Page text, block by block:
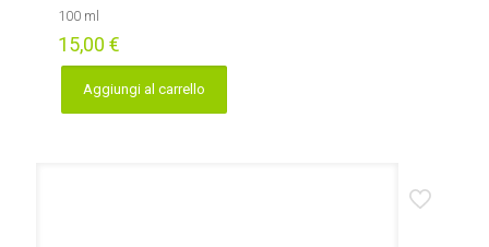
100 ml
15,00 €
Aggiungi al carrello